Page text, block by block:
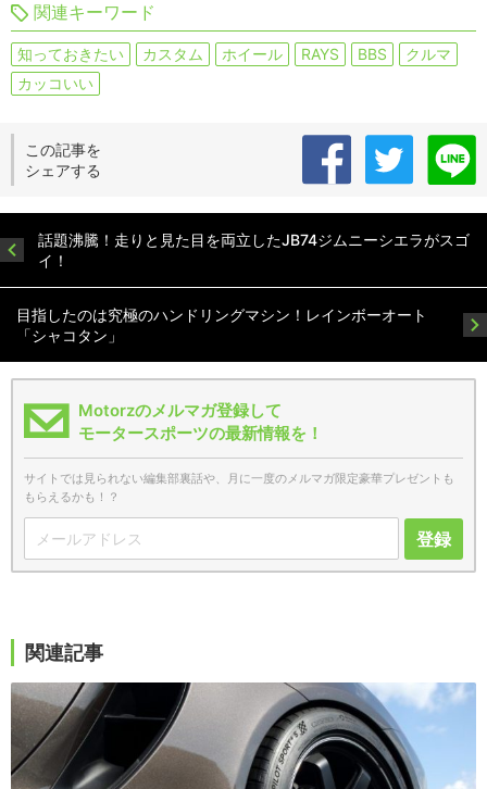
関連キーワード
知っておきたい カスタム ホイール RAYS BBS
クルマ
カッコいい
この記事を
シェアする
話題沸騰！走りと見た目を両立したJB74ジムニーシエラがスゴ
イ！
目指したのは究極のハンドリングマシン！レインボーオート
「シャコタン」
Motorzのメルマガ登録して
モータースポーツの最新情報を！
サイトでは見られない編集部裏話や、月に一度のメルマガ限定豪華プレゼントも
もらえるかも！？
登録
関連記事